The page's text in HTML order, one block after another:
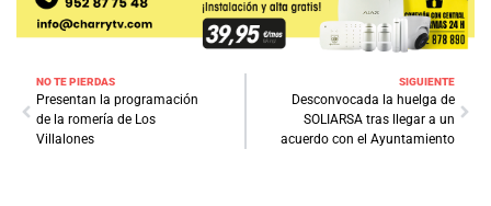
NO TE PIERDAS
Presentan la programación
de la romería de Los
Villalones
SIGUIENTE
Desconvocada la huelga de
SOLIARSA tras llegar a un
acuerdo con el Ayuntamiento